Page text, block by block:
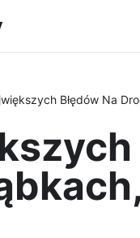
Błędów Na